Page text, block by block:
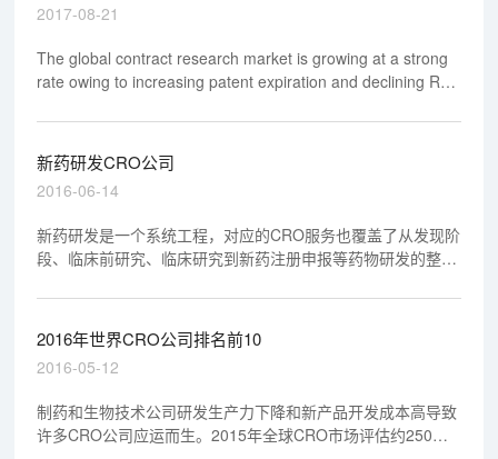
2017-08-21
The global contract research market is growing at a strong
rate owing to increasing patent expiration and declining R&D
新药研发CRO公司
2016-06-14
新药研发是一个系统工程，对应的CRO服务也覆盖了从发现阶
段、临床前研究、临床研究到新药注册申报等药物研发的整个
2016年世界CRO公司排名前10
2016-05-12
制药和生物技术公司研发生产力下降和新产品开发成本高导致
许多CRO公司应运而生。2015年全球CRO市场评估约250亿